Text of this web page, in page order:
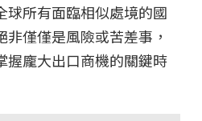
球所有面臨相似處境的國
僅僅是風險或苦差事，
握龐大出口商機的關鍵時